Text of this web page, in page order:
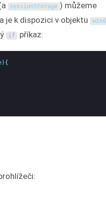
sessionStorage ) můžeme
je k dispozici v objektu
if příkaz:
) {